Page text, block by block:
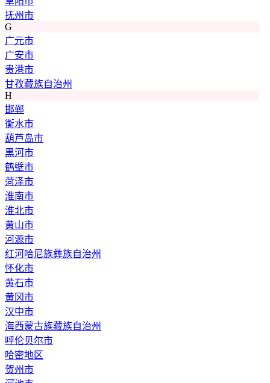
抚州市
G
广元市
广安市
贵港市
甘孜藏族自治州
H
邯郸
衡水市
葫芦岛市
黑河市
鹤壁市
菏泽市
淮南市
淮北市
黄山市
河源市
红河哈尼族彝族自治州
怀化市
黄石市
黄冈市
汉中市
海西蒙古族藏族自治州
呼伦贝尔市
哈密地区
贺州市